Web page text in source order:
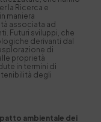
la Ricerca e
maniera
associata ad
Futuri sviluppi, che
derivanti dal
di
proprietà
in termini di
degli
ambientale dei